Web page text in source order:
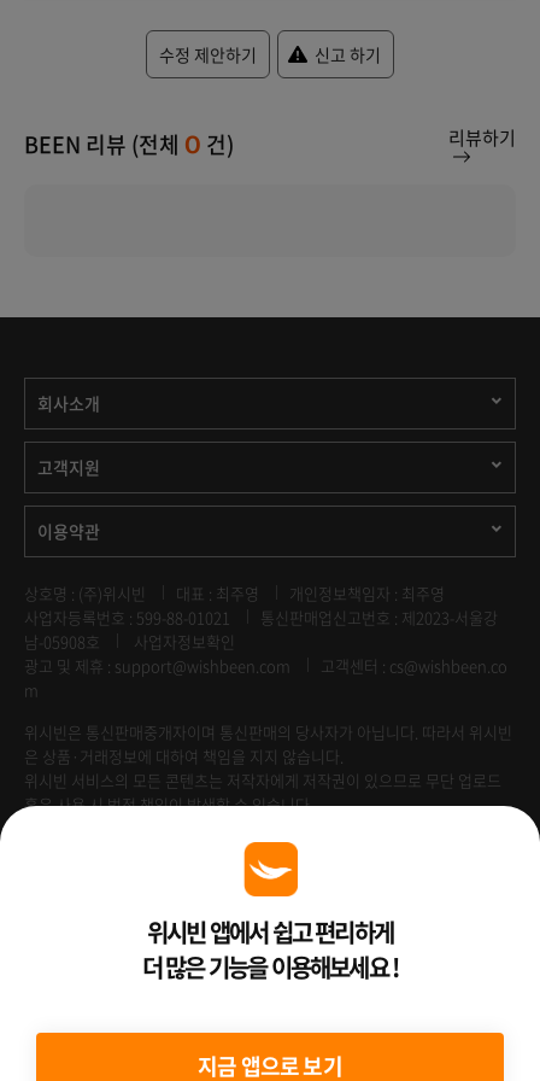
수정 제안하기 신고 하기
BEEN 리뷰 (전체 0 건) 리뷰하기
회사소개
고객지원
이용약관
상호명 : (주)위시빈 대표 : 최주영
개인정보책임자 : 최주영
사업자등록번호 : 599-88-01021
통신판매업신고번호 : 제2023-서울강
남-05908호
사업자정보확인
광고 및 제휴 : support@wishbeen.com
고객센터 : cs@wishbeen.co
m
위시빈은 통신판매중개자이며 통신판매의 당사자가 아닙니다. 따라서 위시빈
은 상품·거래정보에 대하여 책임을 지지 않습니다.
위시빈 서비스의 모든 콘텐츠는 저작자에게 저작권이 있으므로 무단 업로드
혹은 사용 시 법적 책임이 발생할 수 있습니다.
Venture Enterprise위시빈 앱에서 쉽고 편리하게
더 많은 기능을 이용해보세요 !
지금 앱으로 보기